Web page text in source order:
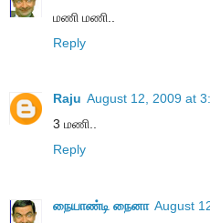
மணி மணி..
Reply
Raju August 12, 2009 at
3 மணி..
Reply
நையாண்டி நைனா August